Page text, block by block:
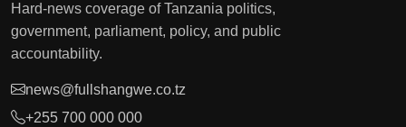
Hard-news coverage of Tanzania politics,
government, parliament, policy, and public
accountability.
news@fullshangwe.co.tz
+255 700 000 000